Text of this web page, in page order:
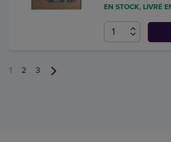
EN STOCK, LIVRÉ
1 2 3